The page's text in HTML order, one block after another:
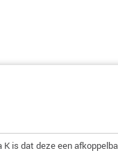
is dat deze een